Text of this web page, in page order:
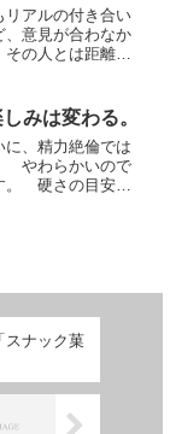
リアルの付き合い
、意見が合わなか
の人とは距離を
思っている。 そ
場合...
みは変わる。
に、精力絶倫では
やわらかいので
。 硬さの目安と
スナック菓